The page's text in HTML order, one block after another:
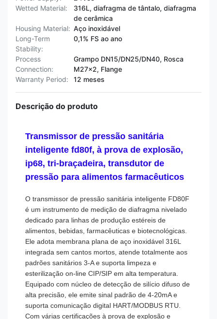
Wetted Material:
316L, diafragma de tântalo, diafragma
de cerâmica
Housing Material: Aço inoxidável
Long-Term
Stability:
0,1% FS ao ano
Process
Connection:
Grampo DN15/DN25/DN40, Rosca
M27×2, Flange
Warranty Period:
12 meses
Descrição do produto
Transmissor de pressão sanitária
inteligente fd80f, à prova de explosão,
ip68, tri-braçadeira, transdutor de
pressão para alimentos farmacêuticos
O transmissor de pressão sanitária inteligente FD80F
é um instrumento de medição de diafragma nivelado
dedicado para linhas de produção estéreis de
alimentos, bebidas, farmacêuticas e biotecnológicas.
Ele adota membrana plana de aço inoxidável 316L
integrada sem cantos mortos, atende totalmente aos
padrões sanitários 3-A e suporta limpeza e
esterilização on-line CIP/SIP em alta temperatura.
Equipado com núcleo de detecção de silício difuso de
alta precisão, ele emite sinal padrão de 4-20mA e
suporta comunicação digital HART/MODBUS RTU.
Com várias certificações à prova de explosão e